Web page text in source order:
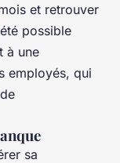
et retrouver
possible
à une
employés, qui
sa